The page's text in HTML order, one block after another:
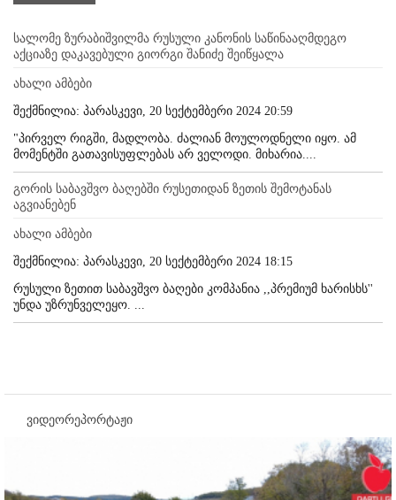
სალომე ზურაბიშვილმა რუსული კანონის საწინააღმდეგო
აქციაზე დაკავებული გიორგი შანიძე შეიწყალა
ახალი ამბები
შექმნილია: პარასკევი, 20 სექტემბერი 2024 20:59
"პირველ რიგში, მადლობა. ძალიან მოულოდნელი იყო. ამ
მომენტში გათავისუფლებას არ ველოდი. მიხარია....
გორის საბავშვო ბაღებში რუსეთიდან ზეთის შემოტანას
აგვიანებენ
ახალი ამბები
შექმნილია: პარასკევი, 20 სექტემბერი 2024 18:15
რუსული ზეთით საბავშვო ბაღები კომპანია ,,პრემიუმ ხარისხს''
უნდა უზრუნველეყო. ...
ვიდეორეპორტაჟი